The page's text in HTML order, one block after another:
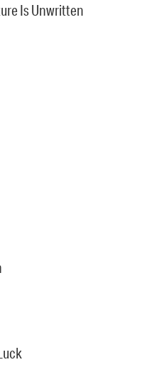
Is Unwritten